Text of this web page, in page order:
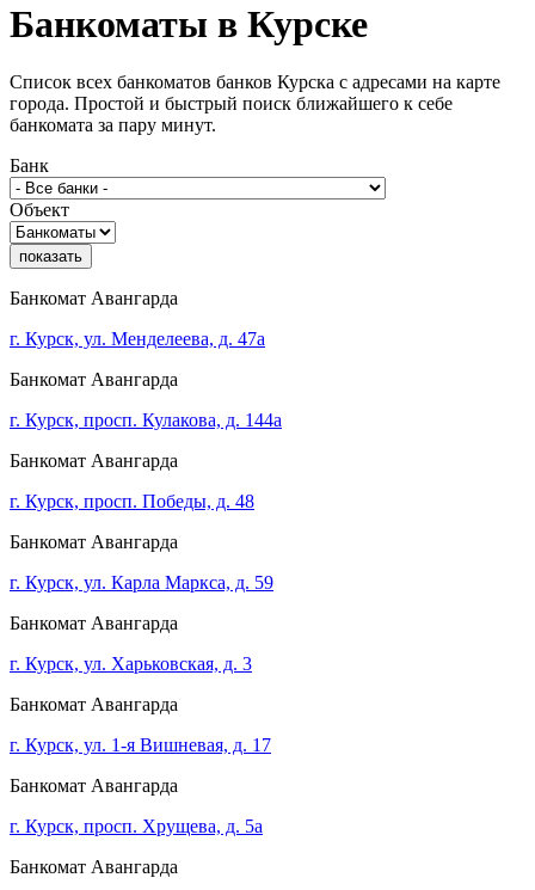
Банкоматы в Курске
Список всех банкоматов банков Курска с адресами на карте
города. Простой и быстрый поиск ближайшего к себе
банкомата за пару минут.
Банк
Объект
показать
Банкомат Авангарда
г. Курск, ул. Менделеева, д. 47а
Банкомат Авангарда
г. Курск, просп. Кулакова, д. 144а
Банкомат Авангарда
г. Курск, просп. Победы, д. 48
Банкомат Авангарда
г. Курск, ул. Карла Маркса, д. 59
Банкомат Авангарда
г. Курск, ул. Харьковская, д. 3
Банкомат Авангарда
г. Курск, ул. 1-я Вишневая, д. 17
Банкомат Авангарда
г. Курск, просп. Хрущева, д. 5а
Банкомат Авангарда